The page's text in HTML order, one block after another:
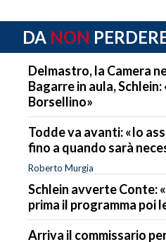
DA NON
Delmastro, la Camera
Bagarre in aula,
Borsellino»
Todde va avanti: «Io
fino a quando sarà
Roberto Murgia
Schlein avverte Conte:
prima il programma poi
Arriva il commissario